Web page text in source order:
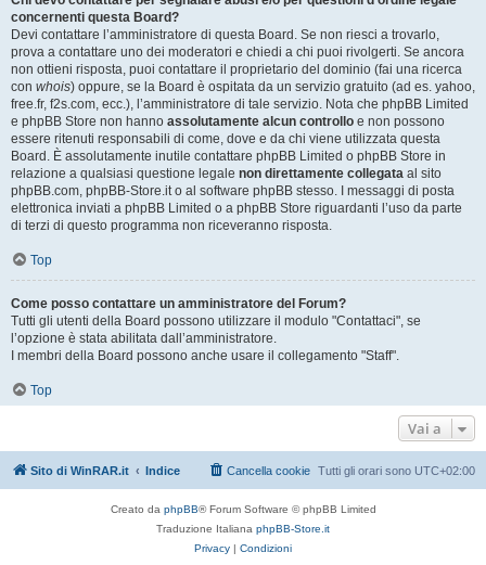
concernenti questa Board?
Devi contattare l’amministratore di questa Board. Se non riesci a trovarlo,
prova a contattare uno dei moderatori e chiedi a chi puoi rivolgerti. Se ancora
non ottieni risposta, puoi contattare il proprietario del dominio (fai una ricerca
con whois) oppure, se la Board è ospitata da un servizio gratuito (ad es. yahoo,
free.fr, f2s.com, ecc.), l’amministratore di tale servizio. Nota che phpBB Limited
e phpBB Store non hanno assolutamente alcun controllo e non possono
essere ritenuti responsabili di come, dove e da chi viene utilizzata questa
Board. È assolutamente inutile contattare phpBB Limited o phpBB Store in
relazione a qualsiasi questione legale non direttamente collegata al sito
phpBB.com, phpBB-Store.it o al software phpBB stesso. I messaggi di posta
elettronica inviati a phpBB Limited o a phpBB Store riguardanti l’uso da parte
di terzi di questo programma non riceveranno risposta.
Top
Come posso contattare un amministratore del Forum?
Tutti gli utenti della Board possono utilizzare il modulo "Contattaci", se
l’opzione è stata abilitata dall’amministratore.
I membri della Board possono anche usare il collegamento "Staff".
Top
Vai a
Sito di WinRAR.it Indice Tutti gli orari sono UTC+02:00
Cancella cookie
Creato da phpBB® Forum Software © phpBB Limited
Traduzione Italiana phpBB-Store.it
Privacy | Condizioni